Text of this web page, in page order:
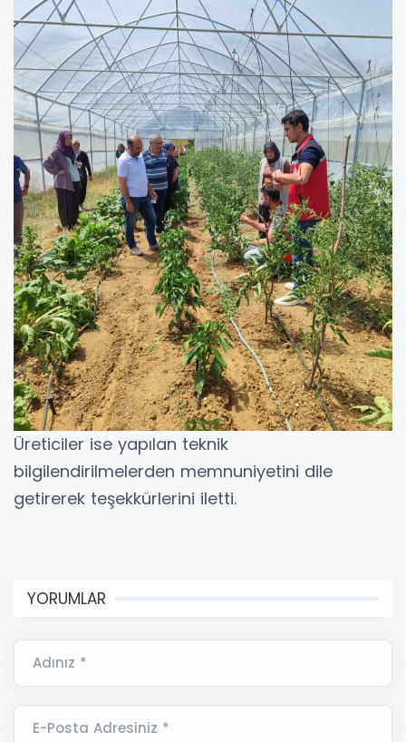
Üreticiler ise yapılan teknik
bilgilendirilmelerden memnuniyetini dile
getirerek teşekkürlerini iletti.
YORUMLAR
Adınız *
E-Posta Adresiniz *